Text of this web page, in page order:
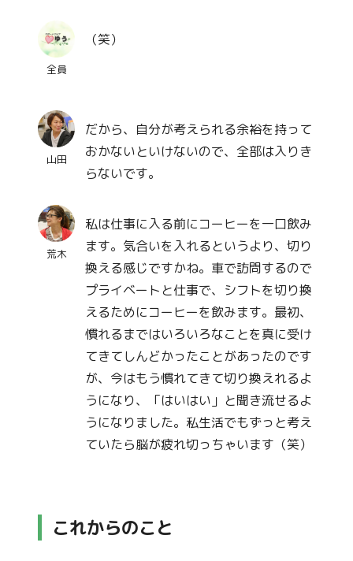
全員
（笑）
山田
だから、自分が考えられる余裕を持って
おかないといけないので、全部は入りき
らないです。
荒木
私は仕事に入る前にコーヒーを一口飲み
ます。気合いを入れるというより、切り
換える感じですかね。車で訪問するので
プライベートと仕事で、シフトを切り換
えるためにコーヒーを飲みます。最初、
慣れるまではいろいろなことを真に受け
てきてしんどかったことがあったのです
が、今はもう慣れてきて切り換えれるよ
うになり、「はいはい」と聞き流せるよ
うになりました。私生活でもずっと考え
ていたら脳が疲れ切っちゃいます（笑）
これからのこと